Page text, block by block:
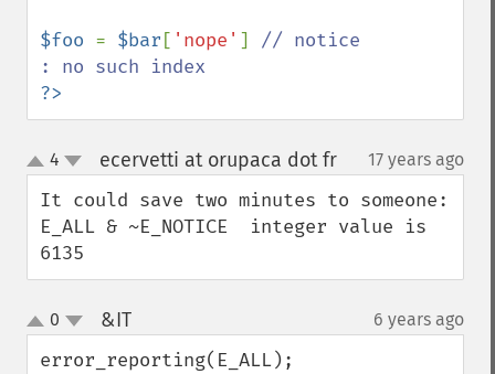
$foo = $bar [ 'nope' ] // notice
?>
up
down
4 ecervetti at orupaca dot fr¶ 17 years ago
It could save two minutes to someone:
E_ALL & ~E_NOTICE  integer value is
6135
up
down
0 &IT¶ 6 years ago
error_reporting(E_ALL);